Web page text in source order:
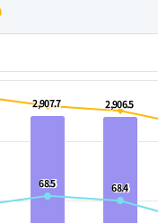
2,907.7
2,907.7 2,906.5
2,906.5
68.5
68.5 68.4
68.4